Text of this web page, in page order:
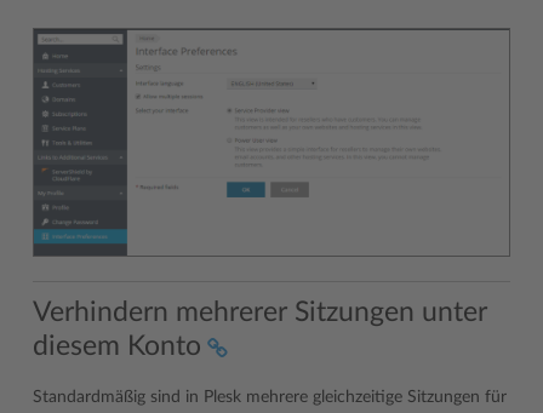
Verhindern mehrerer Sitzungen unter
diesem Konto
Standardmäßig sind in Plesk mehrere gleichzeitige Sitzungen für